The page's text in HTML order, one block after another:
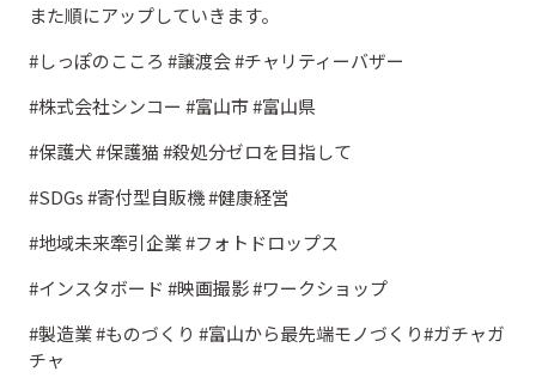
また順にアップしていきます。
#しっぽのこころ #譲渡会 #チャリティーバザー
#株式会社シンコー #富山市 #富山県
#保護犬 #保護猫 #殺処分ゼロを目指して
#SDGs #寄付型自販機 #健康経営
#地域未来牽引企業 #フォトドロップス
#インスタボード #映画撮影 #ワークショップ
#製造業 #ものづくり #富山から最先端モノづくり#ガチャガ
チャ